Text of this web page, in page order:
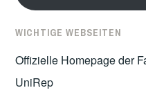
WICHTIGE WEBSEITEN
Offizielle Homepage der
UniRep